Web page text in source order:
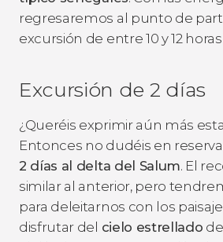
regresaremos al punto de
excursión de entre 10 y 12
Excursión de 2 días
¿Queréis exprimir aún más
Entonces no dudéis en
2 días al delta del Salum. El
similar al anterior, pero
para deleitarnos con los
disfrutar del cielo estrellado